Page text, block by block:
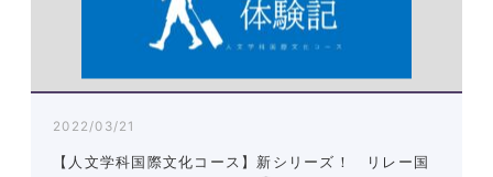
2022/03/21
【人文学科国際文化コース】新シリーズ！ リレー国